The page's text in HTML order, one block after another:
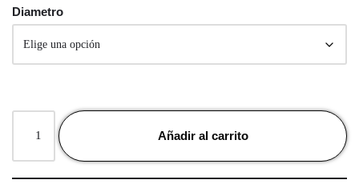
Diametro
Añadir al carrito